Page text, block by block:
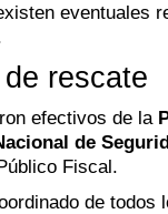
eventuales
rescate
efectivos de la
de
Fiscal.
de